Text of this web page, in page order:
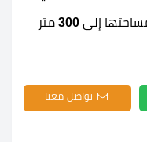
300 متر
تواصل معنا